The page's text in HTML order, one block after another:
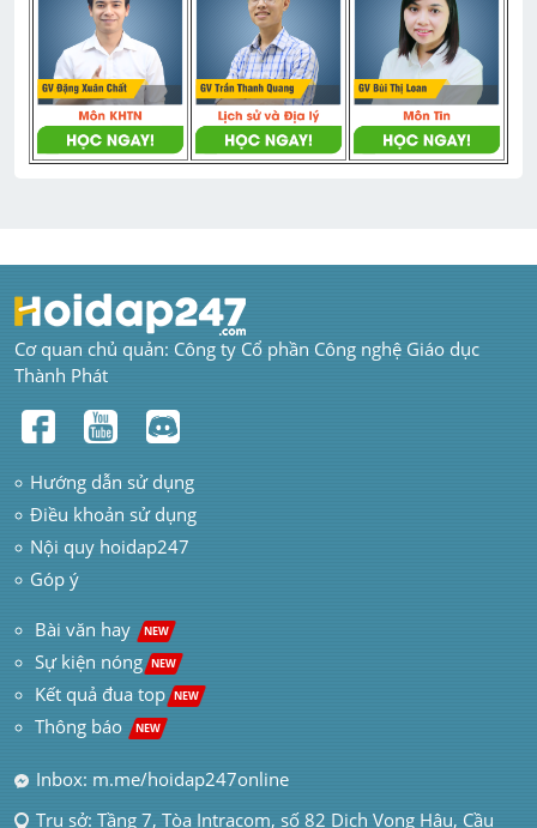
Cơ quan chủ quản: Công ty Cổ phần Công nghệ Giáo dục
Thành Phát
Hướng dẫn sử dụng
Điều khoản sử dụng
Nội quy hoidap247
Góp ý
Bài văn hay NEW
Sự kiện nóng NEW
Kết quả đua top NEW
Thông báo NEW
Inbox: m.me/hoidap247online
Trụ sở: Tầng 7, Tòa Intracom, số 82 Dịch Vọng Hậu, Cầu